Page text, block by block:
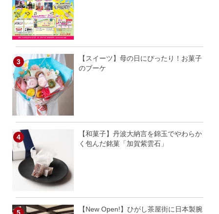
【スイーツ】母の日にぴったり！お菓子
のブーケ
【和菓子】丹波大納言を錦玉でやわらか
く包んだ銘菓「加賀紫雲石」
【New Open!】ひがし茶屋街に日本製腕